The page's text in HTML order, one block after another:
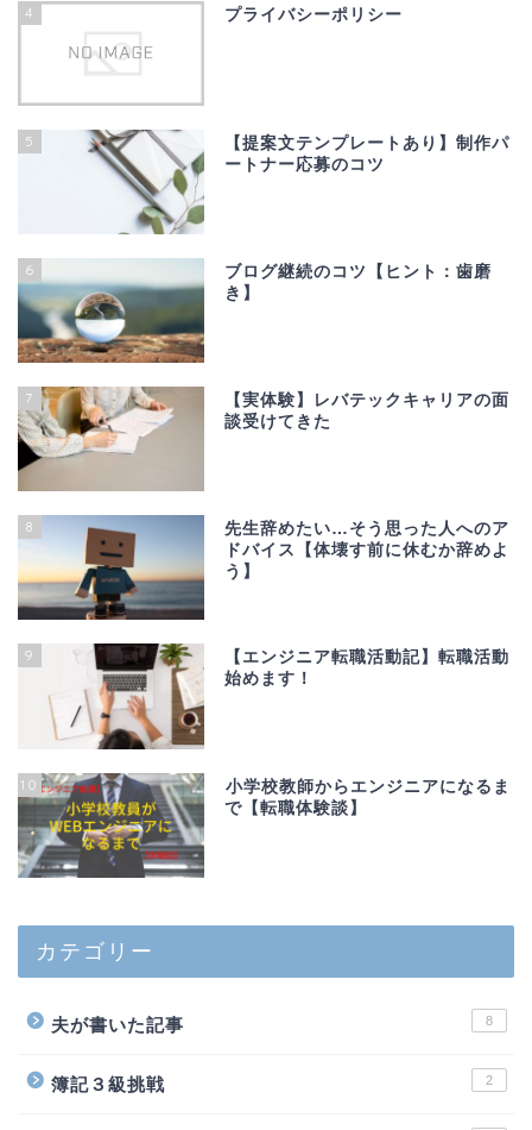
4 プライバシーポリシー
5
【提案文テンプレートあり】制作パ
ートナー応募のコツ
6
ブログ継続のコツ【ヒント：歯磨
き】
7
【実体験】レバテックキャリアの面
談受けてきた
8
先生辞めたい…そう思った人へのア
ドバイス【体壊す前に休むか辞めよ
う】
9
【エンジニア転職活動記】転職活動
始めます！
10
小学校教師からエンジニアになるま
で【転職体験談】
カテゴリー
夫が書いた記事 8
簿記３級挑戦 2